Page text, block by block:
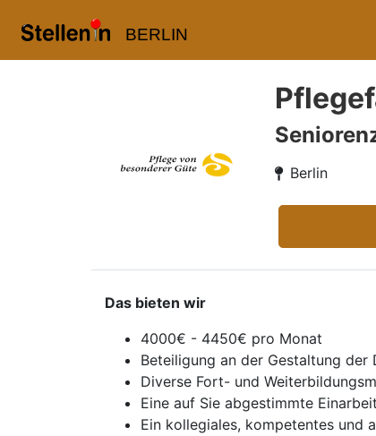
BERLIN
Berlin
Das bieten wir
4000€ - 4450€ pro Monat
Beteiligung an der Gestaltung
Diverse Fort- und
Eine auf Sie abgestimmte
Ein kollegiales, kompetentes und